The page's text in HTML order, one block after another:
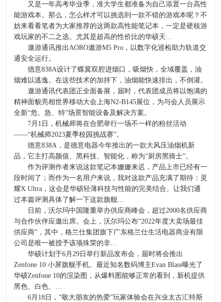
又是一年高考毕业季，准大学生都准备为自己添置一台高性
能游戏本。那么，怎么样才可以挑选到一款不错的游戏本呢？不
妨来看看笔者为大家推荐的这两款高性能笔记本，一定是硬核游
戏玩家的不二之选。尤其是超高的性价比的华硕天…
遨游通讯推出AORO遨游M5 Pro，以数字化巡检助力轨道交
通安全运行。
德意838A设计了蝶翼双腔进烟口，吸烟快，全域覆盖，油
烟难以逃逸。在这些技术的加持下，油烟能快速排出，不倒灌。
遨游通讯代表团正全面备展，届时，代表团成员将以饱满的
精神面貌亮相世界移动大会上海N2-B145展位，为与会人员展示
全新“危、急、特”场景智能设备及解决方案。
7月1日，机械师将在合肥举行一场不一样的粉丝活动
——“机械师2023夏季校园挑战赛”。
德意838A，是德意电器今年推出的一款大风压油烟机新
品，它主打高颜值、黑科技、智能化，称为“厨房黑骑士”。
作为评测作者来说这款笔记本姗姗来迟，产品上市已经有一
段时间了；而作为一名用户来说，我对这款产品充满了期待：灵
耀X Ultra，这会是华硕轻薄科技与性能的完美结合。让我们通
过本篇评测具体了解一下这款旗舰…
日前，沃尔玛中国隆重举办供应商峰会，超过2000名供应商
与合作伙伴应邀出席。会上，沃尔玛公布“2022年度大卖场最佳
供应商”，其中，格兰仕集团旗下广东格兰仕生活电器商业有限
公司是唯一被授予该项殊荣的非…
华硕计划于6月29日举行新品发布会，届时将会推出
Zenfone 10 小屏旗舰手机。最近知名数码博主Evan Blass曝光了
华硕Zenfone 10的渲染图，从爆料图能够正常的看到，新机提供
黑色、白色、…
6月18日，“敬大朋友的热爱”玩家体验会在兴业太古汇特斯